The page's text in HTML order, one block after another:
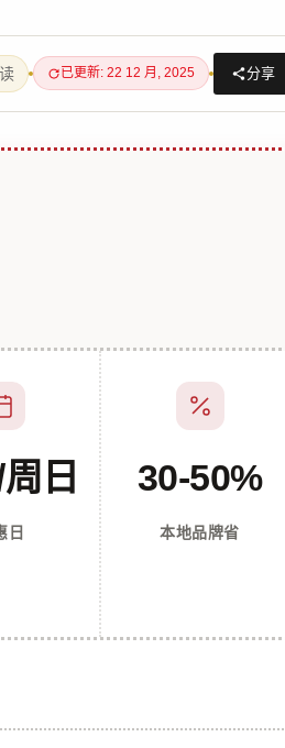
已更新: 22 12 月, 2025 分享
日
日
30-50%
本地品牌省